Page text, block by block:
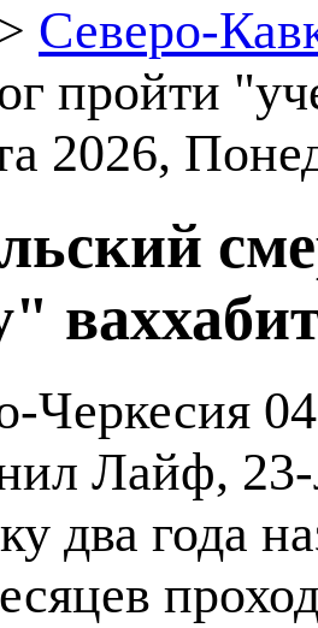
Северо-
пройти
2026,
Черкесия
Лайф,
два года